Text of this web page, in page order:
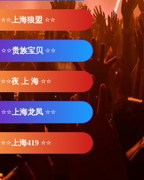
⭐⭐ 上海狼盟 ⭐⭐
⭐⭐贵族宝贝 ⭐⭐
⭐⭐夜 上 海 ⭐⭐
⭐⭐ 上海龙凤 ⭐⭐
⭐⭐ 上海419 ⭐⭐